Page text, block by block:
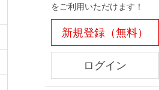
をご利用いただけます！
新規登録（無料）
ログイン